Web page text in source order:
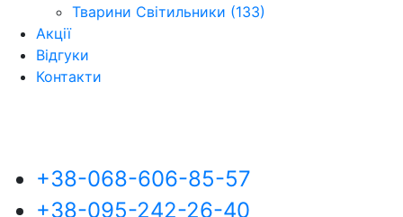
Тварини Світильники (133)
Акції
Відгуки
Контакти
+38-068-606-85-57
+38-095-242-26-40